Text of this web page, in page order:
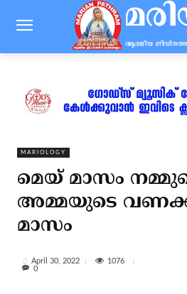
MARIOLOGY
മെയ് മാസം
അമ്മയുടെ
മാസം
April 30, 2022
1076
0